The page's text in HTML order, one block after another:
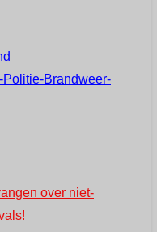
Brandweer-
over niet-